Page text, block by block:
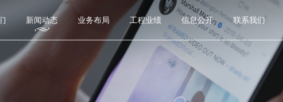
新闻动态 业务布局 工程业绩 信息公开 联系我们